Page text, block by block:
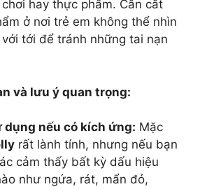
hay thực phẩm. Cần cất
ở nơi trẻ em không thể nhìn
tới để tránh những tai nạn
và lưu ý quan trọng:
dụng nếu có kích ứng: Mặc
rất lành tính, nhưng nếu bạn
cảm thấy bất kỳ dấu hiệu
như ngứa, rát, mẩn đỏ,